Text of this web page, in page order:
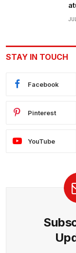
STAY IN TOUCH
Facebook
Pinterest
YouTube